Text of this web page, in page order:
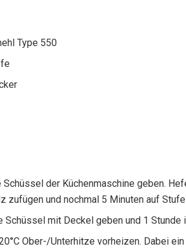
Type 550
der Küchenmaschine geben.
zufügen und nochmal 5 Minuten auf
Schüssel mit Deckel geben und 1
Ober-/Unterhitze vorheizen. Dabei